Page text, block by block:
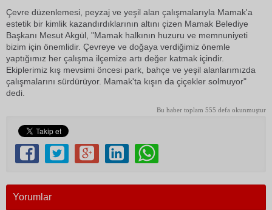
Çevre düzenlemesi, peyzaj ve yeşil alan çalışmalarıyla Mamak'a
estetik bir kimlik kazandırdıklarının altını çizen Mamak Belediye
Başkanı Mesut Akgül, "Mamak halkının huzuru ve memnuniyeti
bizim için önemlidir. Çevreye ve doğaya verdiğimiz önemle
yaptığımız her çalışma ilçemize artı değer katmak içindir.
Ekiplerimiz kış mevsimi öncesi park, bahçe ve yeşil alanlarımızda
çalışmalarını sürdürüyor. Mamak'ta kışın da çiçekler solmuyor"
dedi.
Bu haber toplam 555 defa okunmuştur
Yorumlar